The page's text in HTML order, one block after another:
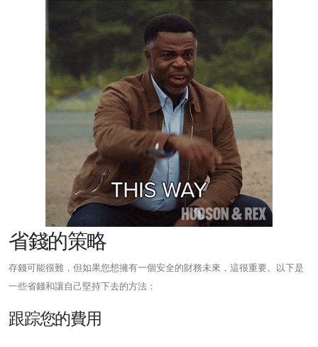
省錢的策略
存錢可能很難，但如果您想擁有一個安全的財務未來，這很重要。以下是
一些省錢和讓自己堅持下去的方法：
跟踪您的費用